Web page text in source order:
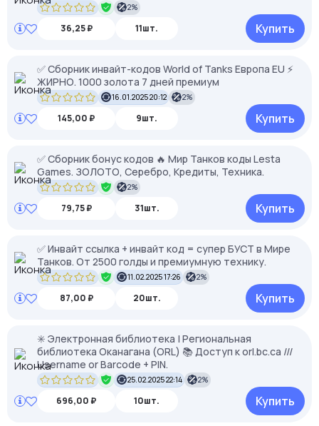
2%
36,25 ₽ 11шт. Купить
✅ Сборник инвайт-кодов World of Tanks Европа EU ⚡
ЖИРНО. 1000 золота 7 дней премиум
16.01.2025 20:12 2%
145,00 ₽ 9шт. Купить
✅ Сборник бонус кодов 🔥 Мир Танков коды Lesta
Games. ЗОЛОТО, Серебро, Кредиты, Техника.
2%
79,75 ₽ 31шт. Купить
✅ Инвайт ссылка + инвайт код = супер БУСТ в Мире
Танков. От 2500 голды и премиумную технику.
11.02.2025 17:26 2%
87,00 ₽ 20шт. Купить
✳️ Электронная библиотека | Региональная
библиотека Оканагана (ORL) 📚 Доступ к orl.bc.ca ///
Username or Barcode + PIN.
25.02.2025 22:14 2%
696,00 ₽ 10шт. Купить